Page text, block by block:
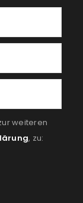
weiteren
, zu: